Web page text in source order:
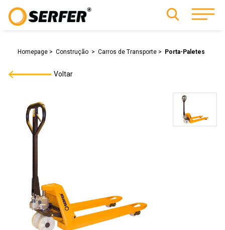
Homepage Construção Carros de Transporte Porta-Paletes
Voltar